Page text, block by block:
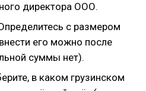
директора ООО.
с размером
его можно после
суммы нет).
в каком грузинском